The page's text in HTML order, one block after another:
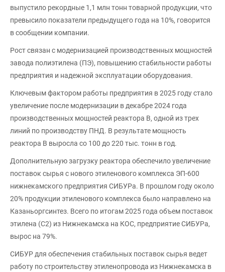
выпустило рекордные 1,1 млн тонн товарной продукции, что
превысило показатели предыдущего года на 10%, говорится
в сообщении компании.
Рост связан с модернизацией производственных мощностей
завода полиэтилена (ПЭ), повышению стабильности работы
предприятия и надежной эксплуатации оборудования.
Ключевым фактором работы предприятия в 2025 году стало
увеличение после модернизации в декабре 2024 года
производственных мощностей реактора В, одной из трех
линий по производству ПНД. В результате мощность
реактора B выросла со 100 до 220 тыс. тонн в год.
Дополнительную загрузку реактора обеспечило увеличение
поставок сырья с нового этиленового комплекса ЭП-600
нижнекамского предприятия СИБУРа. В прошлом году около
20% продукции этиленового комплекса было направлено на
Казаньоргсинтез. Всего по итогам 2025 года объем поставок
этилена (С2) из Нижнекамска на КОС, предприятие СИБУРа,
вырос на 79%.
СИБУР для обеспечения стабильных поставок сырья ведет
работу по строительству этиленопровода из Нижнекамска в